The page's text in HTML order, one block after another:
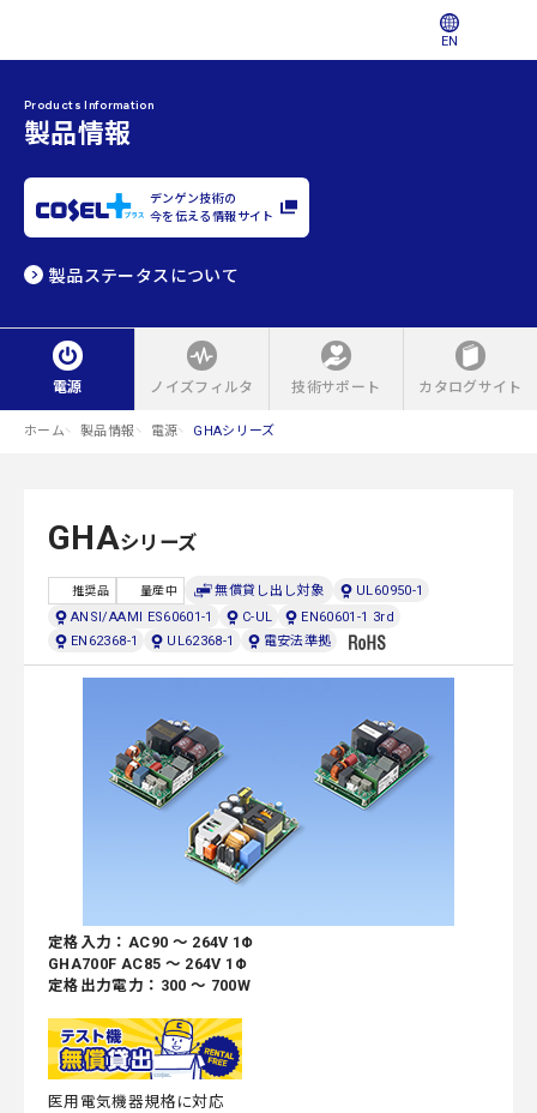
EN
Products Information
製品情報
デンゲン技術の
今を伝える情報サイト
製品ステータスについて
電源 ノイズフィルタ 技術サポート カタログサイト
ホーム 製品情報 電源 GHAシリーズ
GHAシリーズ
推奨品 量産中 無償貸し出し対象
UL60950-1
ANSI/AAMI ES60601-1
C-UL
EN60601-1 3rd
EN62368-1
UL62368-1 電安法準拠
定格入力：AC90 ～ 264V 1Φ
GHA700F AC85 ～ 264V 1Φ
定格出力電力：300 ～ 700W
医用電気機器規格に対応